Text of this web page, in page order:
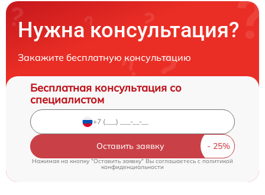
Нужна консультация?
Закажите бесплатную консультацию
Бесплатная консультация со
специалистом
Оставить заявку
Нажимая на кнопку "Оставить заявку" Вы соглашаетесь cполитикой
конфиденциальности